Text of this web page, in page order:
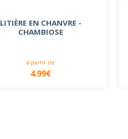
LITIÈRE EN CHANVRE -
CHAMBIOSE
à partir de
4.99€